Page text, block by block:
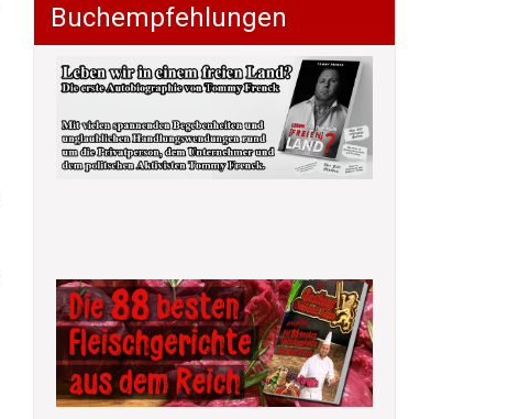
Buchempfehlungen